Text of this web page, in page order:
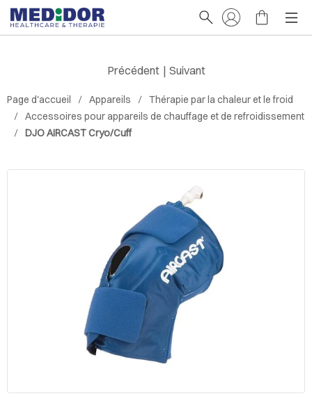
Page d'accueil Appareils
Thérapie par la chaleur et le froid
Accessoires pour appareils de chauffage et de refroidissement
DJO AIRCAST Cryo/Cuff
Précédent | Suivant